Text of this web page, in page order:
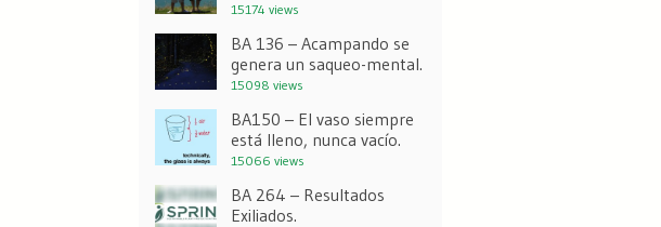
15174 views
BA 136 – Acampando se
genera un saqueo-mental.
15098 views
BA150 – El vaso siempre
está lleno, nunca vacío.
15066 views
BA 264 – Resultados
Exiliados.